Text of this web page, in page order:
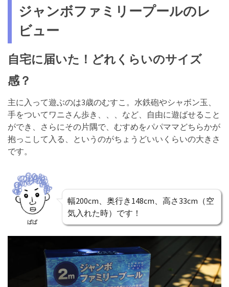
ジャンボファミリープールのレ
ビュー
自宅に届いた！どれくらいのサイズ
感？
主に入って遊ぶのは3歳のむすこ。水鉄砲やシャボン玉、
手をついてワニさん歩き、、、など、自由に遊ばせること
ができ、さらにその片隅で、むすめをパパママどちらかが
抱っこして入る、というのがちょうどいいくらいの大きさ
です。
ぱぱ
幅200cm、奥行き148cm、高さ33cm（空
気入れた時）です！